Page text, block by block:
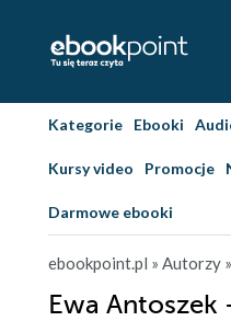
Kategorie Ebooki
Kursy video Promocje
Darmowe ebooki
ebookpoint.pl » Autorzy
Ewa Antoszek